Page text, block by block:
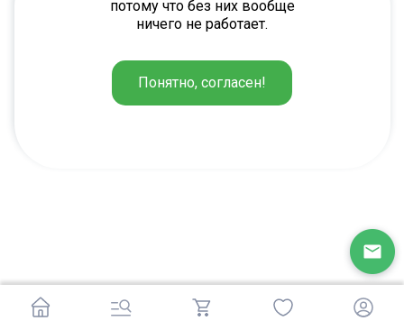
потому что без них вообще
ничего не работает.
Понятно, согласен!